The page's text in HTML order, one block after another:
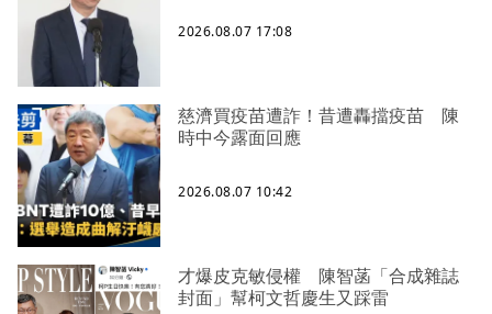
2026.08.07 17:08
慈濟買疫苗遭詐！昔遭轟擋疫苗 陳
時中今露面回應
2026.08.07 10:42
才爆皮克敏侵權 陳智菡「合成雜誌
封面」幫柯文哲慶生又踩雷